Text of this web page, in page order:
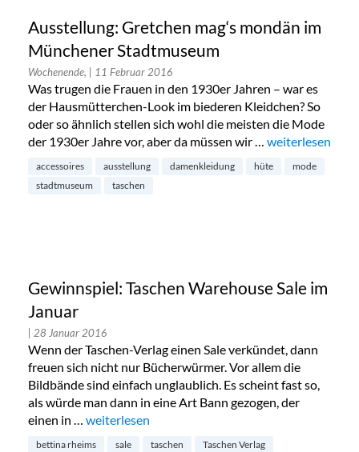
Ausstellung: Gretchen mag‘s mondän im
Münchener Stadtmuseum
Wochenende, | 11 Februar 2016
Was trugen die Frauen in den 1930er Jahren – war es
der Hausmütterchen-Look im biederen Kleidchen? So
oder so ähnlich stellen sich wohl die meisten die Mode
der 1930er Jahre vor, aber da müssen wir … „Ausstellung:
weiterlesen
accessoires ausstellung damenkleidung hüte
mode
stadtmuseum
taschen
Gewinnspiel: Taschen Warehouse Sale im
Januar
| 28 Januar 2016
Wenn der Taschen-Verlag einen Sale verkündet, dann
freuen sich nicht nur Bücherwürmer. Vor allem die
Bildbände sind einfach unglaublich. Es scheint fast so,
als würde man dann in eine Art Bann gezogen, der
einen in … „Gewinnspiel: Taschen Warehouse Sale im
weiterlesen
bettina rheims sale taschen Taschen Verlag